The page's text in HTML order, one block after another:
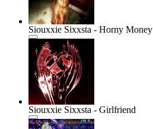
Siouxxie Sixxsta - Horny Money
Siouxxie Sixxsta - Girlfriend